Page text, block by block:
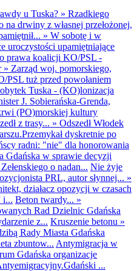
u Tuska? » Rzadkiego
drwiny z własnej przełożonej,
» W sobotę i w
uroczystości upamiętniające
prawa koalicji KO/PSL -
» Zarząd woj. pomorskiego,
tuż przed powołaniem
Tuska - (KO)lonizacja
J. Sobierańska-Grenda,
(PO)morskiej kultury
z trasy... » Odszedł Włodek
dyskretnie po
radni: "nie" dla honorowania
Gdańska w sprawie decyzji
o nadan... Nie żyje
PRL, autor słynnej... »
działacz opozycji w czasach
i... Beton twardy... »
Rad Dzielnic Gdańska
z... Kruszenie betonu »
Rady Miasta Gdańska
zbuntow... Antymigracja w
Gdańska organizacje
...